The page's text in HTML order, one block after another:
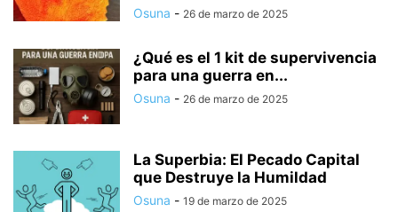
Osuna - 26 de marzo de 2025
¿Qué es el 1 kit de supervivencia
para una guerra en...
Osuna - 26 de marzo de 2025
La Superbia: El Pecado Capital
que Destruye la Humildad
Osuna - 19 de marzo de 2025